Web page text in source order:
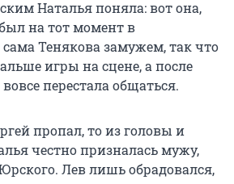
Наталья поняла: вот она,
на тот момент в
Тенякова замужем, так что
игры на сцене, а после
перестала общаться.
пропал, то из головы и
честно призналась мужу,
Лев лишь обрадовался,